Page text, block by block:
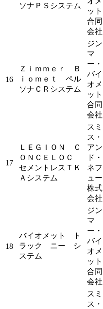
ソナＰＳシステム
ット
合同
会社
16
Ｚｉｍｍｅｒ Ｂ
ｉｏｍｅｔ ペル
ソナＣＲシステム
ジン
マ
ー・
バイ
オメ
ット
合同
会社
17
ＬＥＧＩＯＮ Ｃ
ＯＮＣＥＬＯＣ
セメントレスＴＫ
Ａシステム
スミ
ス・
アン
ド・
ネフ
ュー
株式
会社
18
バイオメット ト
ラック ニー シ
ステム
ジン
マ
ー・
バイ
オメ
ット
合同
会社
スミ
ス・